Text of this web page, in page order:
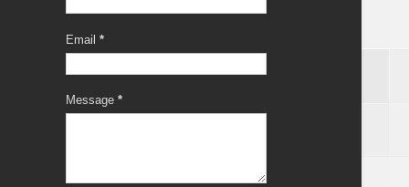
Email *
Message *